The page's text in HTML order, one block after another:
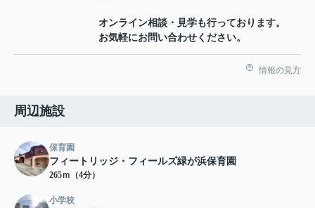
オンライン相談・見学も行っております。
お気軽にお問い合わせください。
情報の見方
周辺施設
保育園
フィートリッジ・フィールズ緑が浜保育園
265ｍ（4分）
小学校